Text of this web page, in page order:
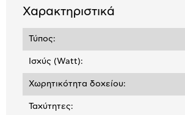
Χαρακτηριστικά
Τύπος:
Ισχύς (Watt):
Χωρητικότητα δοχείου:
Ταχύτητες: